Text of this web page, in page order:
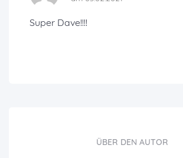
Super Dave!!!!
ÜBER DEN AUTOR